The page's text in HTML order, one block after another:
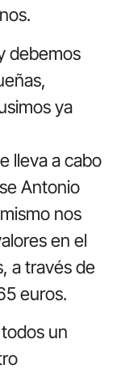
debemos
ya
lleva a cabo
Antonio
nos
en el
a través de
euros.
un